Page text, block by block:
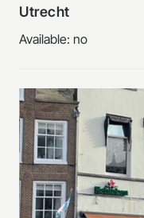
Utrecht
Available: no